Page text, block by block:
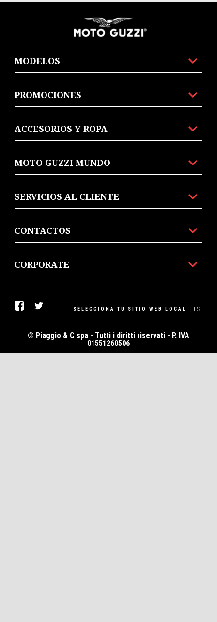
MODELOS
PROMOCIONES
ACCESORIOS Y ROPA
MOTO GUZZI MUNDO
SERVICIOS AL CLIENTE
CONTACTOS
CORPORATE
Facebook SELECCIONA TU SITIO WEB LOCAL ES
© Piaggio & C spa - Tutti i diritti riservati - P. IVA
01551260506